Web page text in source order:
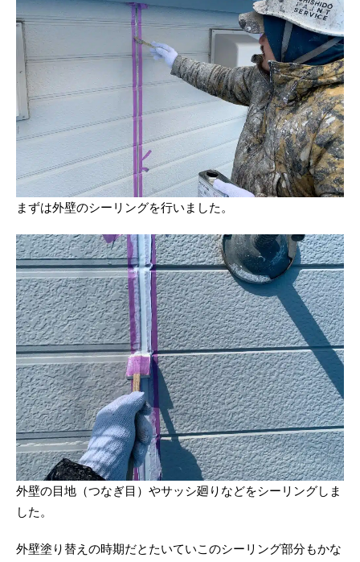
まずは外壁のシーリングを行いました。
外壁の目地（つなぎ目）やサッシ廻りなどをシーリングしま
した。
外壁塗り替えの時期だとたいていこのシーリング部分もかな